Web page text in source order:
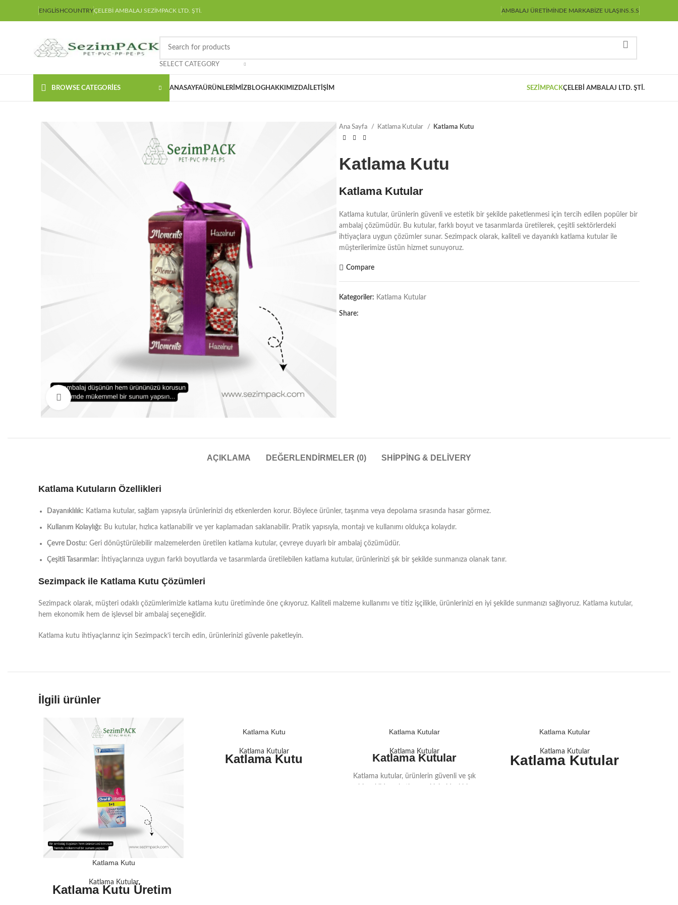
ENGLISHCOUNTRYÇELEBİ AMBALAJ SEZİMPACK LTD. ŞTİ. AMBALAJ ÜRETIMINDE MARKABIZE ULAŞINS.S.S
SELECT CATEGORY
BROWSE CATEGORIES ANASAYFAÜRÜNLERIMIZBLOGHAKKIMIZDA İLETIŞIM SEZİMPACKÇELEBİ AMBALAJ LTD. ŞTİ.
Click to enlarge
Ana Sayfa Katlama Kutular Katlama Kutu
Katlama Kutu
Katlama Kutular
Katlama kutular, ürünlerin güvenli ve estetik bir şekilde paketlenmesi için tercih edilen popüler bir
ambalaj çözümüdür. Bu kutular, farklı boyut ve tasarımlarda üretilerek, çeşitli sektörlerdeki
ihtiyaçlara uygun çözümler sunar. Sezimpack olarak, kaliteli ve dayanıklı katlama kutular ile
müşterilerimize üstün hizmet sunuyoruz.
Compare
Kategoriler: Katlama Kutular
Share:
AÇIKLAMA DEĞERLENDIRMELER (0) SHIPPING & DELIVERY
Katlama Kutuların Özellikleri
Dayanıklılık: Katlama kutular, sağlam yapısıyla ürünlerinizi dış etkenlerden korur. Böylece ürünler, taşınma veya depolama sırasında hasar görmez.
Kullanım Kolaylığı: Bu kutular, hızlıca katlanabilir ve yer kaplamadan saklanabilir. Pratik yapısıyla, montajı ve kullanımı oldukça kolaydır.
Çevre Dostu: Geri dönüştürülebilir malzemelerden üretilen katlama kutular, çevreye duyarlı bir ambalaj çözümüdür.
Çeşitli Tasarımlar: İhtiyaçlarınıza uygun farklı boyutlarda ve tasarımlarda üretilebilen katlama kutular, ürünlerinizi şık bir şekilde sunmanıza olanak tanır.
Sezimpack ile Katlama Kutu Çözümleri
Sezimpack olarak, müşteri odaklı çözümlerimizle katlama kutu üretiminde öne çıkıyoruz. Kaliteli malzeme kullanımı ve titiz işçilikle, ürünlerinizi en iyi şekilde sunmanızı sağlıyoruz. Katlama kutular,
hem ekonomik hem de işlevsel bir ambalaj seçeneğidir.
Katlama kutu ihtiyaçlarınız için Sezimpack’i tercih edin, ürünlerinizi güvenle paketleyin.
İlgili ürünler
Katlama Kutu
Katlama Kutular
Katlama Kutu Üretim
Katlama Kutu
Katlama Kutular
Katlama Kutu
Katlama Kutular
Katlama Kutular
Katlama Kutular
Katlama kutular, ürünlerin güvenli ve şık
Katlama Kutular
Katlama Kutular
Katlama Kutular